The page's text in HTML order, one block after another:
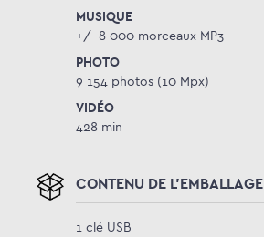
MUSIQUE
+/- 8 000 morceaux MP3
PHOTO
9 154 photos (10 Mpx)
VIDÉO
428 min
CONTENU DE L'EMBALLAGE
1 clé USB